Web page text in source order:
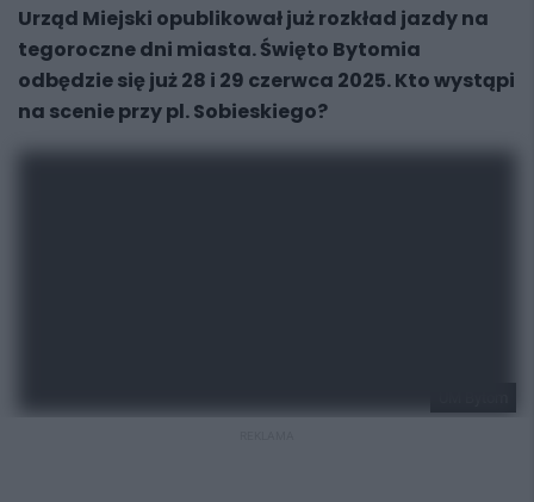
Urząd Miejski opublikował już rozkład jazdy na
tegoroczne dni miasta. Święto Bytomia
odbędzie się już 28 i 29 czerwca 2025. Kto wystąpi
na scenie przy pl. Sobieskiego?